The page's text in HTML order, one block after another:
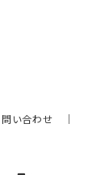
い合わせ ｜